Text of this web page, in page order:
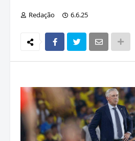
Redação 6.6.25